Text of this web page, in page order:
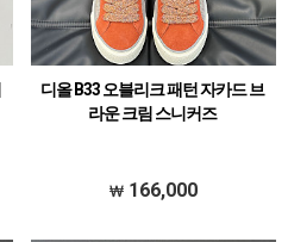
디올 B33 오블리크 패턴 자카드 브
라운 크림 스니커즈
166,000